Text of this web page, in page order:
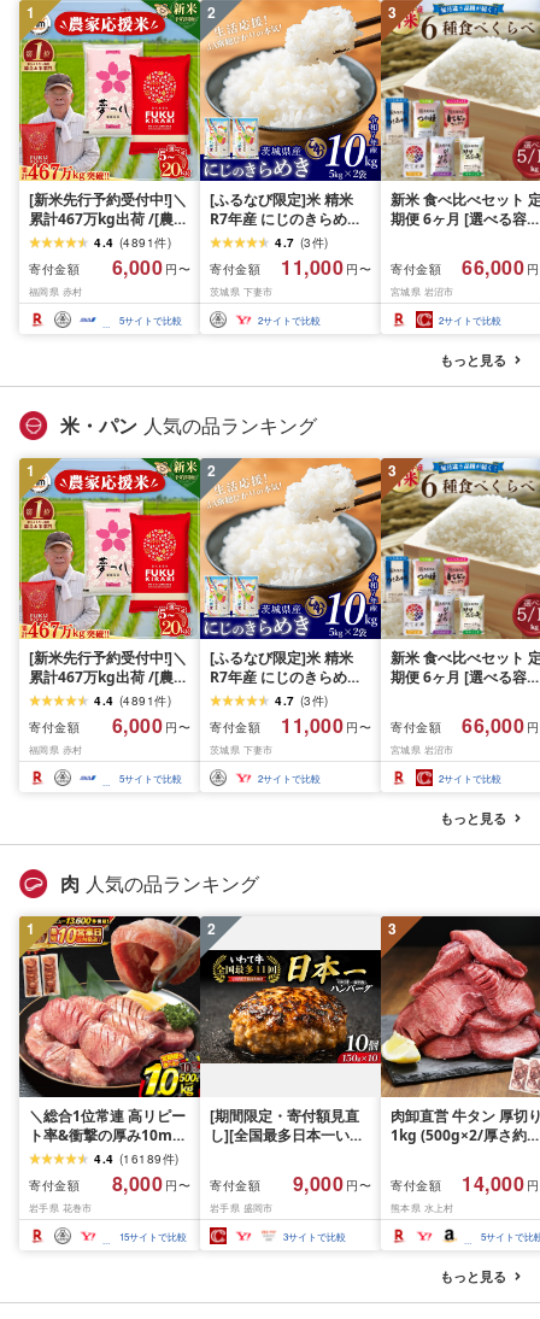
1
[新米先行予約受付中!]＼
累計467万kg出荷 /[農家
応援米]訳あり 令和7年産
令和8年産ふくきらり 夢
つくし 5kg 10kg 15kg
20kg [選べる品種・内容
量・出荷時期]複数原料
米 白米 精米 国産 限定
グ
4.4 (4891件)
寄付金額
6,000 円〜
福岡県 赤村
5サイトで比較
2
[ふるなび限定]米 精米
R7年産 にじのきらめき
10kg 10月 FN-Limited-
4.7 (3件)
寄付金額
11,000 円〜
茨城県 下妻市
2サイトで比較
3
新米 食べ比べセット
期便 6ヶ月 [選べる容
ん つきあかり つや姫
じのきらめき だて正夢
ひとめぼれ ササニシキ
セット 銘柄米 味比べ
リエーション お楽しみ
食味 毎日の食卓 毎月
わる 色々試せる 志賀
米 岩沼産米
寄付金額 66,000
宮城県 岩沼市
2サイトで比較
もっと見る
米・パン 人気の品ランキング
1
[新米先行予約受付中!]＼
累計467万kg出荷 /[農家
応援米]訳あり 令和7年産
令和8年産ふくきらり 夢
つくし 5kg 10kg 15kg
20kg [選べる品種・内容
量・出荷時期]複数原料
米 白米 精米 国産 限定
グ
4.4 (4891件)
寄付金額
6,000 円〜
福岡県 赤村
5サイトで比較
2
[ふるなび限定]米 精米
R7年産 にじのきらめき
10kg 10月 FN-Limited-
4.7 (3件)
寄付金額
11,000 円〜
茨城県 下妻市
2サイトで比較
3
新米 食べ比べセット
期便 6ヶ月 [選べる容
ん つきあかり つや姫
じのきらめき だて正夢
ひとめぼれ ササニシキ
セット 銘柄米 味比べ
リエーション お楽しみ
食味 毎日の食卓 毎月
わる 色々試せる 志賀
米 岩沼産米
寄付金額 66,000
宮城県 岩沼市
2サイトで比較
もっと見る
肉 人気の品ランキング
1
＼総合1位常連 高リピー
ト率&衝撃の厚み10mm
厚切り牛タン 塩味/ ≪ス
ピード発送!!10営業日以
内発送≫ 選べる内容量
500g / 1kg 定期便 毎月
届く 牛肉 肉 BBQ ふるさ
と 人気 ランキング 岩手
4.4 (16189件)
寄付金額
8,000 円〜
岩手県 花巻市
15サイトで比較
2
[期間限定・寄付額見直
し][全国最多日本一いわ
1.5kg(150g×10個) いわ
て牛 × 岩中豚 ハンバー
グ 合挽き 合い挽き 黒毛
和牛 人気 冷凍 個包装 小
分け 冷凍 牛肉 豚肉 和牛
お弁当 hannba-gu ラン
寄付金額 9,000 円〜
岩手県 盛岡市
3サイトで比較
3
肉卸直営 牛タン 厚切
1kg (500g×2/厚さ約
牛肉 焼肉 冷凍 スライ
業務用 バーベキュー
BBQ おつまみ ギフト
祝い お中元 夏ギフト
寄付金額 14,000
熊本県 水上村
5サイトで比
もっと見る